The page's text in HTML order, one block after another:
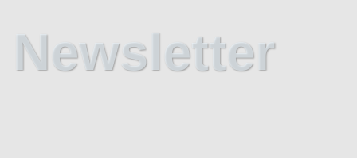
Newsletter